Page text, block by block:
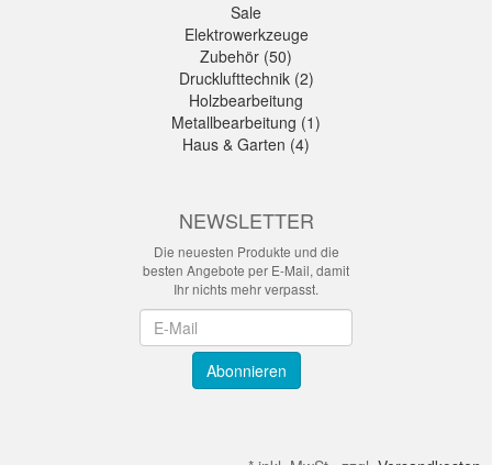
Sale
Elektrowerkzeuge
Zubehör (50)
Drucklufttechnik (2)
Holzbearbeitung
Metallbearbeitung (1)
Haus & Garten (4)
NEWSLETTER
Die neuesten Produkte und die
besten Angebote per E-Mail, damit
Ihr nichts mehr verpasst.
Abonnieren